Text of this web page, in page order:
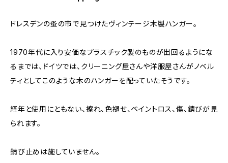
ドレスデンの蚤の市で見つけたヴィンテージ木製ハンガー。
1970年代に入り安価なプラスチック製のものが出回るようにな
るまでは、ドイツでは、クリーニング屋さんや洋服屋さんがノベル
ティとしてこのような木のハンガーを配っていたそうです。
経年と使用にともない、擦れ、色褪せ、ペイントロス、傷、錆びが見
られます。
錆び止めは施していません。